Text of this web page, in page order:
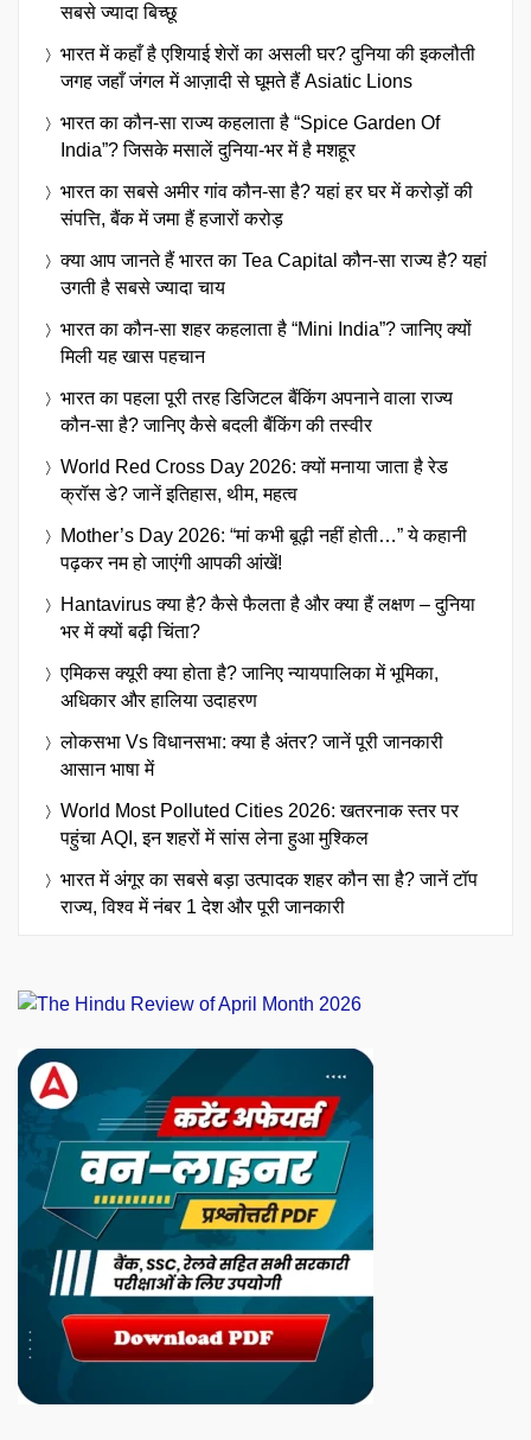
सबसे ज्यादा बिच्छू
भारत में कहाँ है एशियाई शेरों का असली घर? दुनिया की इकलौती
जगह जहाँ जंगल में आज़ादी से घूमते हैं Asiatic Lions
भारत का कौन-सा राज्य कहलाता है “Spice Garden Of
India”? जिसके मसालें दुनिया-भर में है मशहूर
भारत का सबसे अमीर गांव कौन-सा है? यहां हर घर में करोड़ों की
संपत्ति, बैंक में जमा हैं हजारों करोड़
क्या आप जानते हैं भारत का Tea Capital कौन-सा राज्य है? यहां
उगती है सबसे ज्यादा चाय
भारत का कौन-सा शहर कहलाता है “Mini India”? जानिए क्यों
मिली यह खास पहचान
भारत का पहला पूरी तरह डिजिटल बैंकिंग अपनाने वाला राज्य
कौन-सा है? जानिए कैसे बदली बैंकिंग की तस्वीर
World Red Cross Day 2026: क्यों मनाया जाता है रेड
क्रॉस डे? जानें इतिहास, थीम, महत्व
Mother’s Day 2026: “मां कभी बूढ़ी नहीं होती…” ये कहानी
पढ़कर नम हो जाएंगी आपकी आंखें!
Hantavirus क्या है? कैसे फैलता है और क्या हैं लक्षण – दुनिया
भर में क्यों बढ़ी चिंता?
एमिकस क्यूरी क्या होता है? जानिए न्यायपालिका में भूमिका,
अधिकार और हालिया उदाहरण
लोकसभा Vs विधानसभा: क्या है अंतर? जानें पूरी जानकारी
आसान भाषा में
World Most Polluted Cities 2026: खतरनाक स्तर पर
पहुंचा AQI, इन शहरों में सांस लेना हुआ मुश्किल
भारत में अंगूर का सबसे बड़ा उत्पादक शहर कौन सा है? जानें टॉप
राज्य, विश्व में नंबर 1 देश और पूरी जानकारी